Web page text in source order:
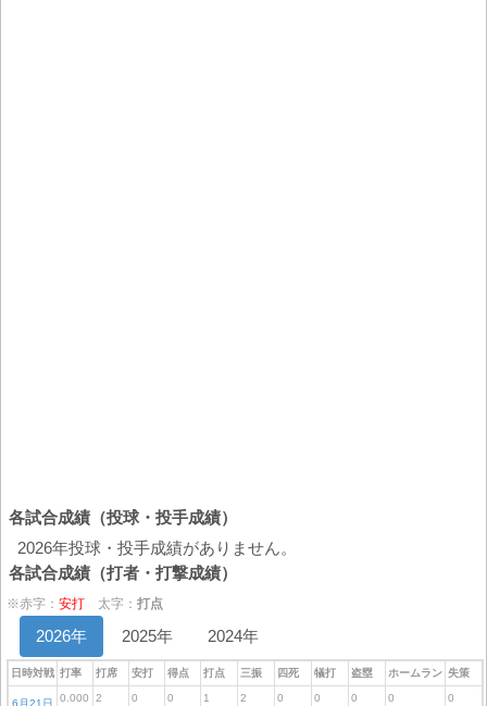
各試合成績（投球・投手成績）
2026年投球・投手成績がありません。
各試合成績（打者・打撃成績）
※赤字： 安打 太字： 打点
2026年 2025年 2024年
日時対戦 打率 打席 安打 得点 打点 三振 四死 犠打 盗塁 ホームラン 失策
6月21日 0.000 2 0 0 1 2 0 0 0 0 0